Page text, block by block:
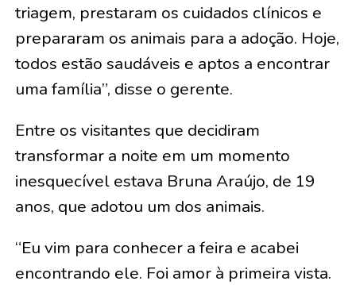
triagem, prestaram os cuidados clínicos e
prepararam os animais para a adoção. Hoje,
todos estão saudáveis e aptos a encontrar
uma família”, disse o gerente.
Entre os visitantes que decidiram
transformar a noite em um momento
inesquecível estava Bruna Araújo, de 19
anos, que adotou um dos animais.
“Eu vim para conhecer a feira e acabei
encontrando ele. Foi amor à primeira vista.